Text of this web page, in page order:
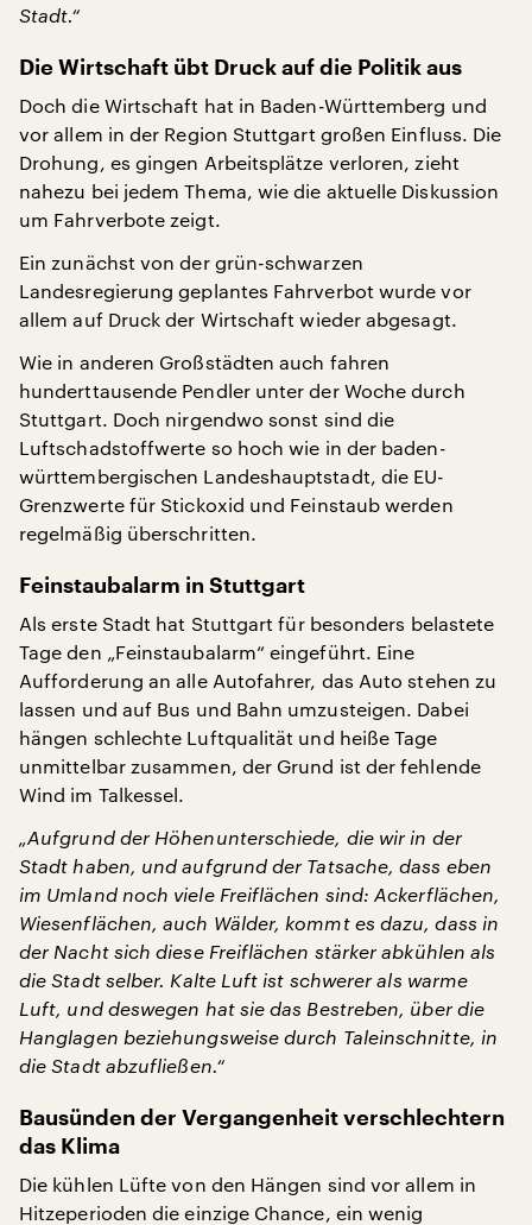
Stadt.“
Die Wirtschaft übt Druck auf die Politik aus
Doch die Wirtschaft hat in Baden-Württemberg und
vor allem in der Region Stuttgart großen Einfluss. Die
Drohung, es gingen Arbeitsplätze verloren, zieht
nahezu bei jedem Thema, wie die aktuelle Diskussion
um Fahrverbote zeigt.
Ein zunächst von der grün-schwarzen
Landesregierung geplantes Fahrverbot wurde vor
allem auf Druck der Wirtschaft wieder abgesagt.
Wie in anderen Großstädten auch fahren
hunderttausende Pendler unter der Woche durch
Stuttgart. Doch nirgendwo sonst sind die
Luftschadstoffwerte so hoch wie in der baden-
württembergischen Landeshauptstadt, die EU-
Grenzwerte für Stickoxid und Feinstaub werden
regelmäßig überschritten.
Feinstaubalarm in Stuttgart
Als erste Stadt hat Stuttgart für besonders belastete
Tage den „Feinstaubalarm“ eingeführt. Eine
Aufforderung an alle Autofahrer, das Auto stehen zu
lassen und auf Bus und Bahn umzusteigen. Dabei
hängen schlechte Luftqualität und heiße Tage
unmittelbar zusammen, der Grund ist der fehlende
Wind im Talkessel.
„Aufgrund der Höhenunterschiede, die wir in der
Stadt haben, und aufgrund der Tatsache, dass eben
im Umland noch viele Freiflächen sind: Ackerflächen,
Wiesenflächen, auch Wälder, kommt es dazu, dass in
der Nacht sich diese Freiflächen stärker abkühlen als
die Stadt selber. Kalte Luft ist schwerer als warme
Luft, und deswegen hat sie das Bestreben, über die
Hanglagen beziehungsweise durch Taleinschnitte, in
die Stadt abzufließen.“
Bausünden der Vergangenheit verschlechtern
das Klima
Die kühlen Lüfte von den Hängen sind vor allem in
Hitzeperioden die einzige Chance, ein wenig